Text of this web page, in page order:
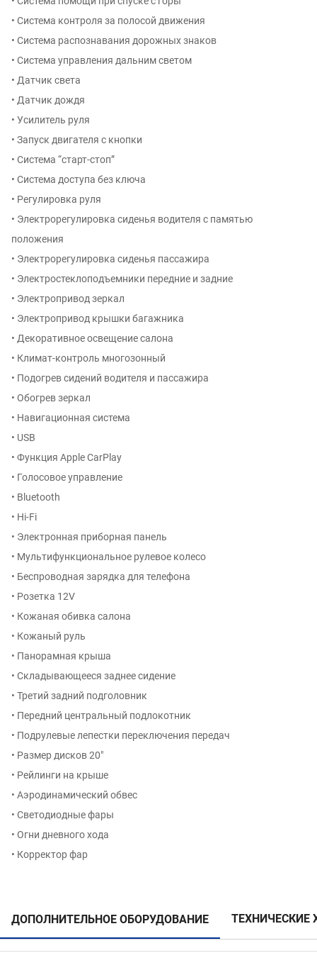
• Система контроля за полосой движения
• Система распознавания дорожных знаков
• Система управления дальним светом
• Датчик света
• Датчик дождя
• Усилитель руля
• Запуск двигателя с кнопки
• Система “старт-стоп”
• Система доступа без ключа
• Регулировка руля
• Электрорегулировка сиденья водителя с памятью
положения
• Электрорегулировка сиденья пассажира
• Электростеклоподъемники передние и задние
• Электропривод зеркал
• Электропривод крышки багажника
• Декоративное освещение салона
• Климат-контроль многозонный
• Подогрев сидений водителя и пассажира
• Обогрев зеркал
• Навигационная система
• USB
• Функция Apple CarPlay
• Голосовое управление
• Bluetooth
• Hi-Fi
• Электронная приборная панель
• Мультифункциональное рулевое колесо
• Беспроводная зарядка для телефона
• Розетка 12V
• Кожаная обивка салона
• Кожаный руль
• Панорамная крыша
• Складывающееся заднее сидение
• Третий задний подголовник
• Передний центральный подлокотник
• Подрулевые лепестки переключения передач
• Размер дисков 20″
• Рейлинги на крыше
• Аэродинамический обвес
• Светодиодные фары
• Огни дневного хода
• Корректор фар
ДОПОЛНИТЕЛЬНОЕ ОБОРУДОВАНИЕ ТЕХНИЧЕСКИЕ